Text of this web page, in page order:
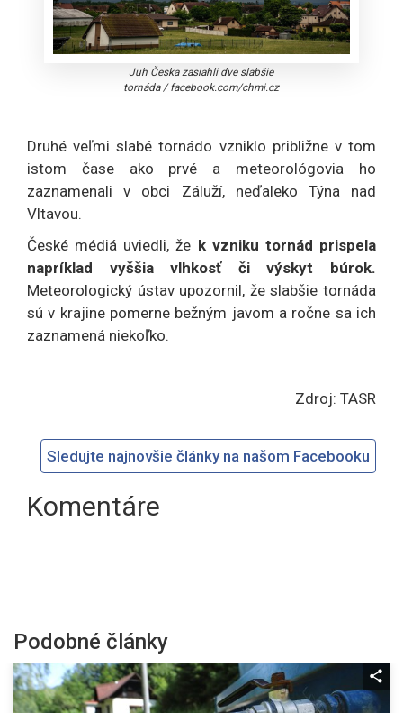
Juh Česka zasiahli dve slabšie
tornáda/facebook.com/chmi.cz
Druhé veľmi slabé tornádo vzniklo približne v tom
istom čase ako prvé a meteorológovia ho
zaznamenali v obci Záluží, neďaleko Týna nad
Vltavou.
České médiá uviedli, že k vzniku tornád prispela
napríklad vyššia vlhkosť či výskyt búrok.
Meteorologický ústav upozornil, že slabšie tornáda
sú v krajine pomerne bežným javom a ročne sa ich
zaznamená niekoľko.
Zdroj: TASR
Sledujte najnovšie články na našom Facebooku
Komentáre
Podobné články